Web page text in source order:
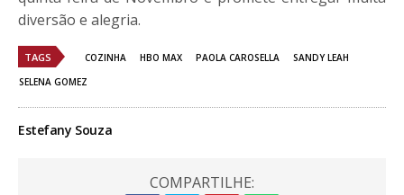
diversão e alegria.
TAGS COZINHA HBO MAX PAOLA CAROSELLA
SANDY LEAH
SELENA GOMEZ
Estefany Souza
COMPARTILHE: